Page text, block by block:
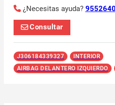
¿Necesitas ayuda?
Consultar
J306184339327
INTERIOR
AIRBAG DELANTERO IZQUIERDO